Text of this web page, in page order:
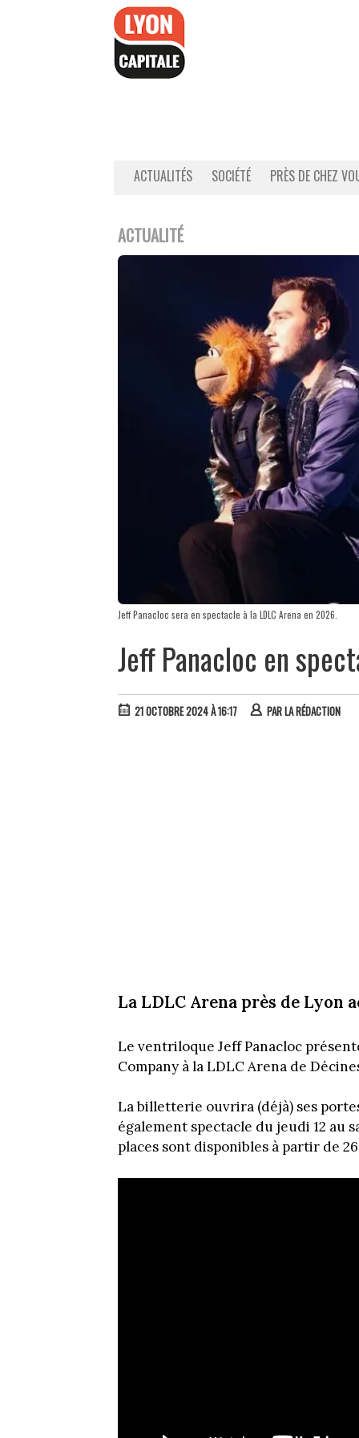
ACTUALITÉS SOCIÉTÉ PRÈS DE CHEZ
ACTUALITÉ
Jeff Panacloc sera en spectacle à la LDLC Arena en 2026.
Jeff Panacloc en
21 OCTOBRE 2024 À 16:17 PARLA RÉDACTION
La LDLC Arena près de Lyon
Le ventriloque Jeff Panacloc
Company à la LDLC Arena de
La billetterie ouvrira (déjà) ses
également spectacle du jeudi 12 au
places sont disponibles à partir de